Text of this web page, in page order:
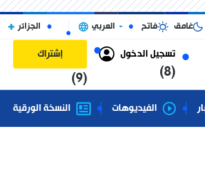
تسجيل الدخول
(8)
إشتراك
(9)
غامق فاتح العربي الجزائر
الفيديوهات النسخة الورقية